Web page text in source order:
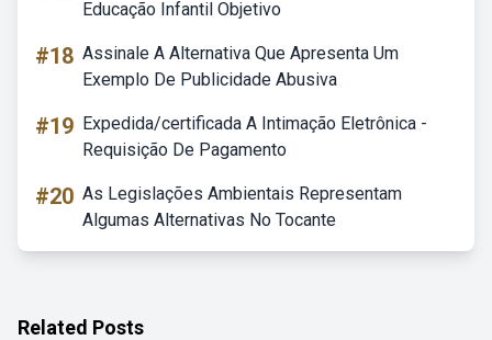
Educação Infantil Objetivo
#18 Assinale A Alternativa Que Apresenta Um
Exemplo De Publicidade Abusiva
#19 Expedida/certificada A Intimação Eletrônica -
Requisição De Pagamento
#20 As Legislações Ambientais Representam
Algumas Alternativas No Tocante
Related Posts